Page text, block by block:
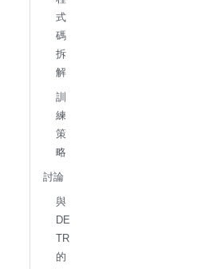
式
碼
拆
解
訓
練
策
略
討論
與
DE
TR
的